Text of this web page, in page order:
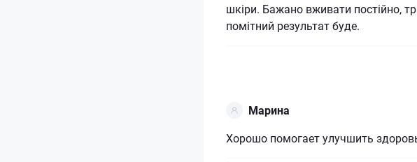
шкіри. Бажано вживати постійно,
помітний результат буде.
Марина
Хорошо помогает улучшить